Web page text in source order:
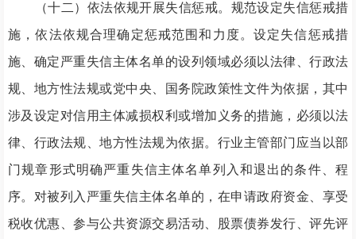
（十二）依法依规开展失信惩戒。规范设定失信惩戒措
施，依法依规合理确定惩戒范围和力度。设定失信惩戒措
施、确定严重失信主体名单的设列领域必须以法律、行政法
规、地方性法规或党中央、国务院政策性文件为依据，其中
涉及设定对信用主体减损权利或增加义务的措施，必须以法
律、行政法规、地方性法规为依据。行业主管部门应当以部
门规章形式明确严重失信主体名单列入和退出的条件、程
序。对被列入严重失信主体名单的，在申请政府资金、享受
税收优惠、参与公共资源交易活动、股票债券发行、评先评